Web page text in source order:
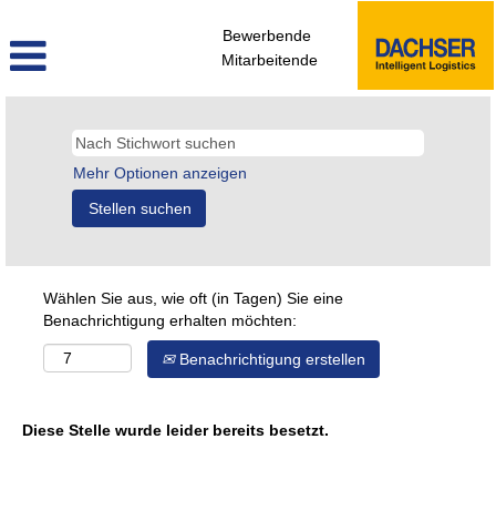
Bewerbende
Mitarbeitende
Mehr Optionen anzeigen
Wählen Sie aus, wie oft (in Tagen) Sie eine
Benachrichtigung erhalten möchten:
Benachrichtigung erstellen
Diese Stelle wurde leider bereits besetzt.